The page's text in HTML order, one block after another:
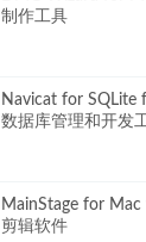
制作工具
Navicat for SQLite
数据库管理和开发
MainStage for
剪辑软件